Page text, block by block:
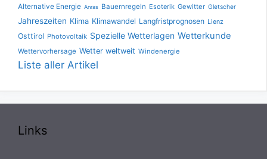
Alternative Energie Anras Bauernregeln Esoterik Gewitter Gletscher
Jahreszeiten Klima Klimawandel Langfristprognosen Lienz
Osttirol Photovoltaik Spezielle Wetterlagen Wetterkunde
Wettervorhersage Wetter weltweit Windenergie
Liste aller Artikel
Links